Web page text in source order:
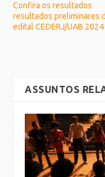
Confira os resultados
resultados preliminares
edital CEDERJ/UAB 2024
ASSUNTOS